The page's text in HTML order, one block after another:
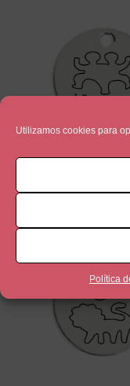
Utilizamos cookies para
Política
5,00€